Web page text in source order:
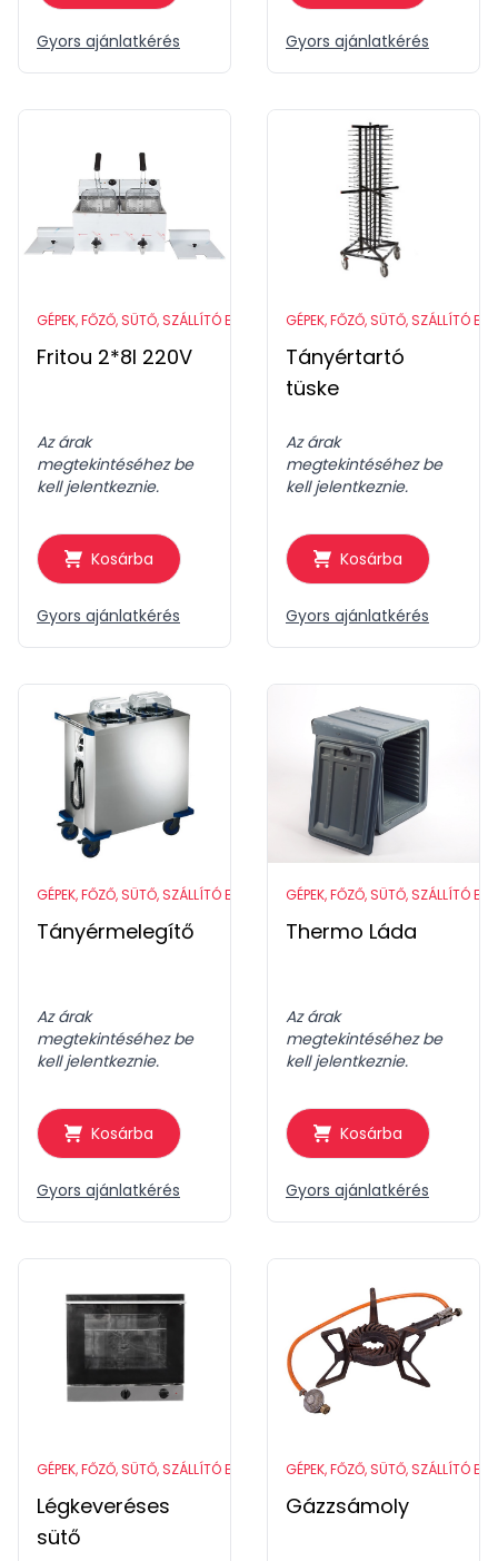
Gyors ajánlatkérés Gyors ajánlatkérés
GÉPEK, FŐZŐ, SÜTŐ, SZÁLLÍTÓ ESZKÖZÖK
Fritou 2*8l 220V
Az árak
megtekintéséhez be
kell jelentkeznie.
Kosárba
Gyors ajánlatkérés
GÉPEK, FŐZŐ, SÜTŐ, SZÁLLÍTÓ
Tányértartó
tüske
Az árak
megtekintéséhez be
kell jelentkeznie.
Kosárba
Gyors ajánlatkérés
GÉPEK, FŐZŐ, SÜTŐ, SZÁLLÍTÓ ESZKÖZÖK
Tányérmelegítő
Az árak
megtekintéséhez be
kell jelentkeznie.
Kosárba
Gyors ajánlatkérés
GÉPEK, FŐZŐ, SÜTŐ, SZÁLLÍTÓ
Thermo Láda
Az árak
megtekintéséhez be
kell jelentkeznie.
Kosárba
Gyors ajánlatkérés
GÉPEK, FŐZŐ, SÜTŐ, SZÁLLÍTÓ ESZKÖZÖK
Légkeveréses
sütő
GÉPEK, FŐZŐ, SÜTŐ, SZÁLLÍTÓ
Gázzsámoly